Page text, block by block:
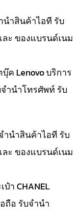
นำสินค้าไอที รับ
ะ ของแบรนด์เนม
ค Lenovo บริการ
ำนำโทรศัพท์ รับ
ำนำสินค้าไอที รับ
ะ ของแบรนด์เนม
า CHANEL
ถือ รับจำนำ